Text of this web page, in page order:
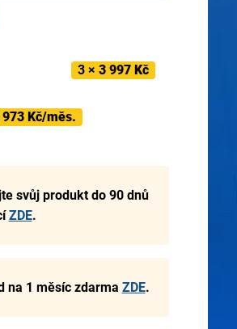
3 × 3 997 Kč
973 Kč/měs.
svůj produkt do 90 dnů
ZDE.
na 1 měsíc zdarma ZDE.